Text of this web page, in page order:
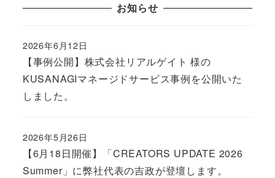
お知らせ
【事例公開】株式会社リアルゲイト 様の
KUSANAGIマネージドサービス事例を公開いた
しました。
Published
2026年6月12日
【6月18日開催】「CREATORS UPDATE 2026
Summer」に弊社代表の吉政が登壇します。
Published
2026年5月26日